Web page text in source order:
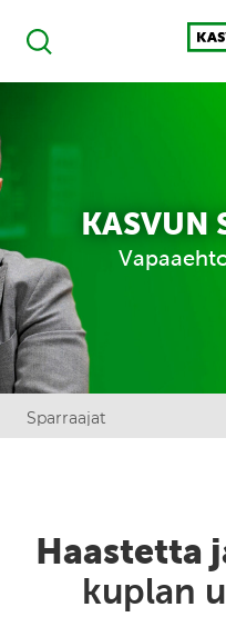
Haku
Kasvu Open
KASVUN
Sparraajat
Haastetta
kuplan